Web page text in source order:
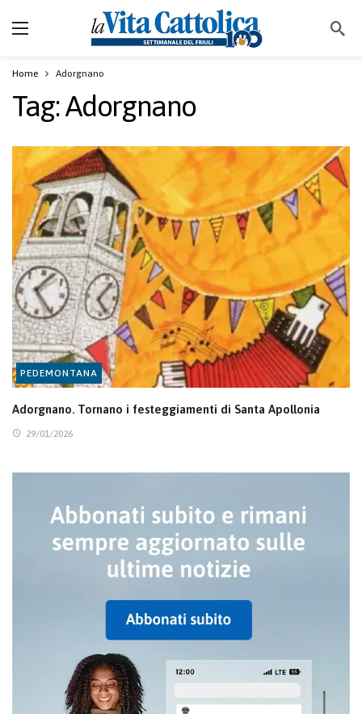
Home Adorgnano
Tag:Adorgnano
PEDEMONTANA
Adorgnano. Tornano i festeggiamenti di Santa Apollonia
29/01/2026